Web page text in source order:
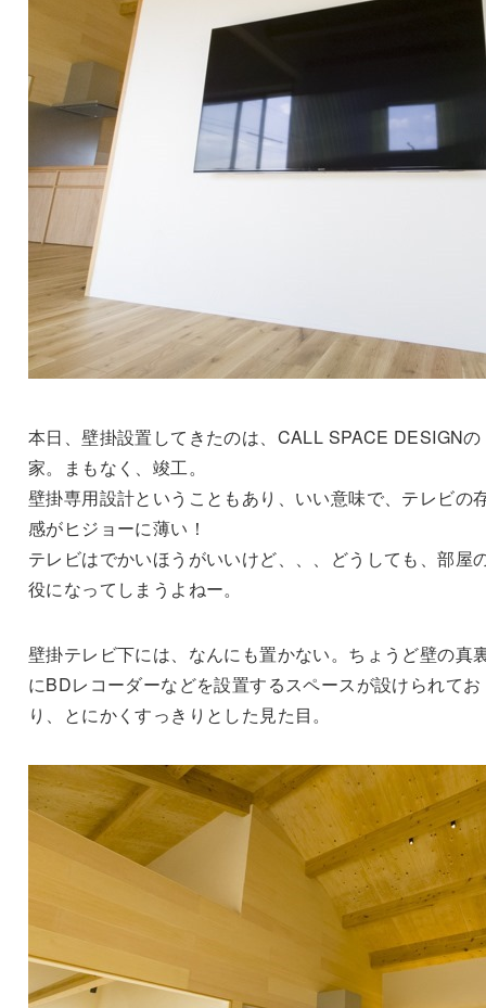
本日、壁掛設置してきたのは、CALL SPACE DESIGNの
家。まもなく、竣工。
壁掛専用設計ということもあり、いい意味で、テレビの
感がヒジョーに薄い！
テレビはでかいほうがいいけど、、、どうしても、部屋
役になってしまうよねー。
壁掛テレビ下には、なんにも置かない。ちょうど壁の真
にBDレコーダーなどを設置するスペースが設けられてお
り、とにかくすっきりとした見た目。